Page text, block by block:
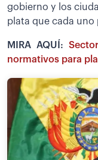
gobierno y los
plata que cada uno
MIRA AQUÍ:
normativos para